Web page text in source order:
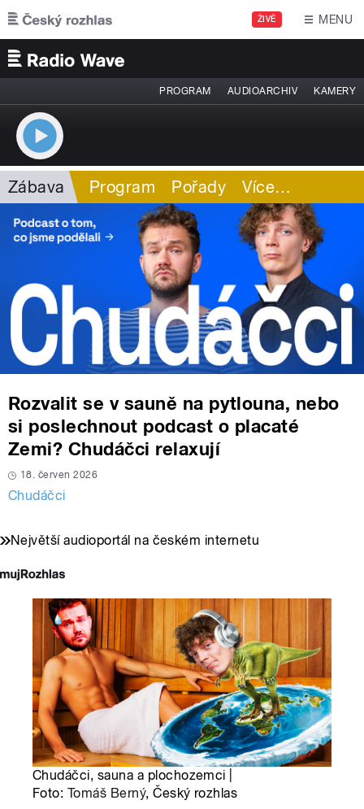
Přejít k hlavnímu obsahu
ŽIVĚ MENU
PROGRAM AUDIOARCHIV KAMERY
Zábava Program Pořady Více…
Rozvalit se v sauně na pytlouna, nebo
si poslechnout podcast o placaté
Zemi? Chudáčci relaxují
18. červen 2026
Chudáčci
Největší audioportál na českém internetu
Chudáčci, sauna a plochozemci |
Foto: Tomáš Berný, Český rozhlas